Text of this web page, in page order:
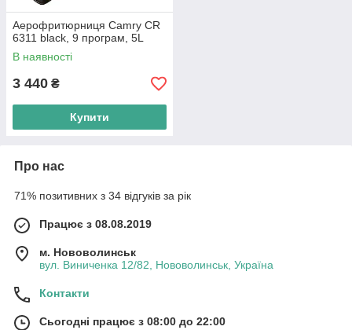
Аерофритюрниця Camry CR
6311 black, 9 програм, 5L
В наявності
3 440 ₴
Купити
Про нас
71% позитивних з 34 відгуків за рік
Працює з 08.08.2019
м. Нововолинськ
вул. Виниченка 12/82, Нововолинськ, Україна
Контакти
Сьогодні працює з 08:00 до 22:00